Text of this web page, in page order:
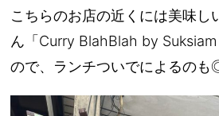
こちらのお店の近くには美味し
ん「Curry BlahBlah by
ので、ランチついでによるの